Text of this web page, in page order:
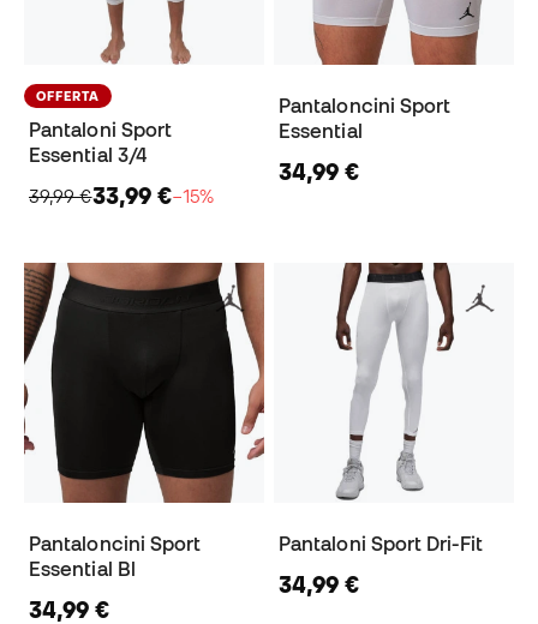
OFFERTA
Pantaloni Sport
Essential 3/4
39,99 €33,99 €−15%
Pantaloncini Sport
Essential
34,99 €
Pantaloncini Sport
Essential Bl
34,99 €
Pantaloni Sport Dri-Fit
34,99 €